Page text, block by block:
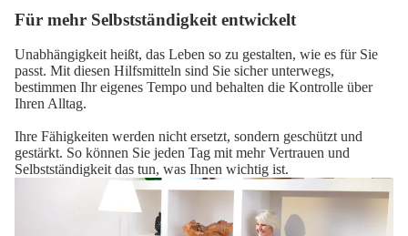
Für mehr Selbstständigkeit entwickelt
Unabhängigkeit heißt, das Leben so zu gestalten, wie es für Sie
passt. Mit diesen Hilfsmitteln sind Sie sicher unterwegs,
bestimmen Ihr eigenes Tempo und behalten die Kontrolle über
Ihren Alltag.
Ihre Fähigkeiten werden nicht ersetzt, sondern geschützt und
gestärkt. So können Sie jeden Tag mit mehr Vertrauen und
Selbstständigkeit das tun, was Ihnen wichtig ist.